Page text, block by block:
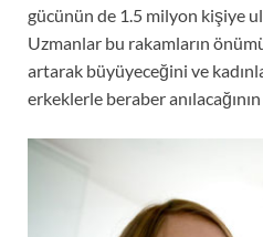
gücünün de 1.5 milyon kişiye
Uzmanlar bu rakamların
artarak büyüyeceğini ve
erkeklerle beraber